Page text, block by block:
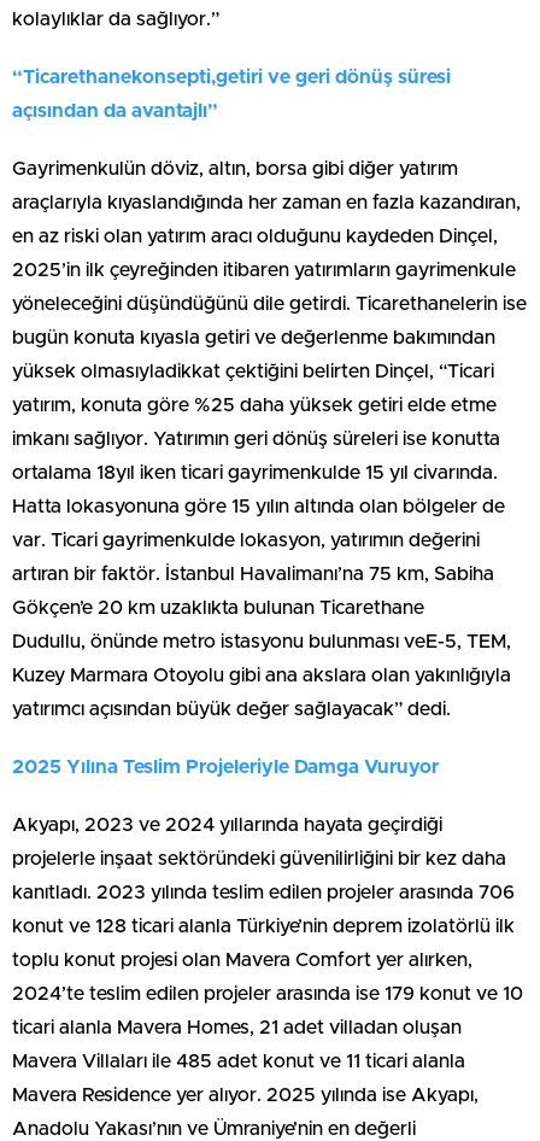
kolaylıklar da sağlıyor.”
“Ticarethanekonsepti,getiri ve geri dönüş süresi
açısından da avantajlı”
Gayrimenkulün döviz, altın, borsa gibi diğer yatırım
araçlarıyla kıyaslandığında her zaman en fazla kazandıran,
en az riski olan yatırım aracı olduğunu kaydeden Dinçel,
2025’in ilk çeyreğinden itibaren yatırımların gayrimenkule
yöneleceğini düşündüğünü dile getirdi. Ticarethanelerin ise
bugün konuta kıyasla getiri ve değerlenme bakımından
yüksek olmasıyladikkat çektiğini belirten Dinçel, “Ticari
yatırım, konuta göre %25 daha yüksek getiri elde etme
imkanı sağlıyor. Yatırımın geri dönüş süreleri ise konutta
ortalama 18yıl iken ticari gayrimenkulde 15 yıl civarında.
Hatta lokasyonuna göre 15 yılın altında olan bölgeler de
var. Ticari gayrimenkulde lokasyon, yatırımın değerini
artıran bir faktör. İstanbul Havalimanı’na 75 km, Sabiha
Gökçen’e 20 km uzaklıkta bulunan Ticarethane
Dudullu, önünde metro istasyonu bulunması veE-5, TEM,
Kuzey Marmara Otoyolu gibi ana akslara olan yakınlığıyla
yatırımcı açısından büyük değer sağlayacak” dedi.
2025 Yılına Teslim Projeleriyle Damga Vuruyor
Akyapı, 2023 ve 2024 yıllarında hayata geçirdiği
projelerle inşaat sektöründeki güvenilirliğini bir kez daha
kanıtladı. 2023 yılında teslim edilen projeler arasında 706
konut ve 128 ticari alanla Türkiye’nin deprem izolatörlü ilk
toplu konut projesi olan Mavera Comfort yer alırken,
2024’te teslim edilen projeler arasında ise 179 konut ve 10
ticari alanla Mavera Homes, 21 adet villadan oluşan
Mavera Villaları ile 485 adet konut ve 11 ticari alanla
Mavera Residence yer alıyor. 2025 yılında ise Akyapı,
Anadolu Yakası’nın ve Ümraniye’nin en değerli